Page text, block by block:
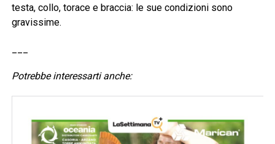
testa, collo, torace e braccia: le sue condizioni sono
gravissime.
Potrebbe interessarti anche: